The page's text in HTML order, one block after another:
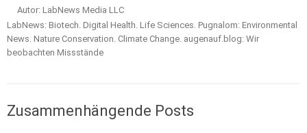
Autor: LabNews Media LLC
LabNews: Biotech. Digital Health. Life Sciences. Pugnalom: Environmental
News. Nature Conservation. Climate Change. augenauf.blog: Wir
beobachten Missstände
Zusammenhängende Posts